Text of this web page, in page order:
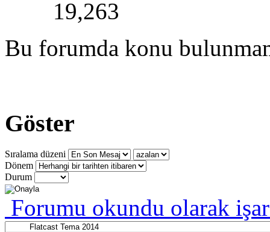
19,263
Bu forumda konu
Göster
Sıralama düzeni
Dönem
Durum
Forumu okundu olarak